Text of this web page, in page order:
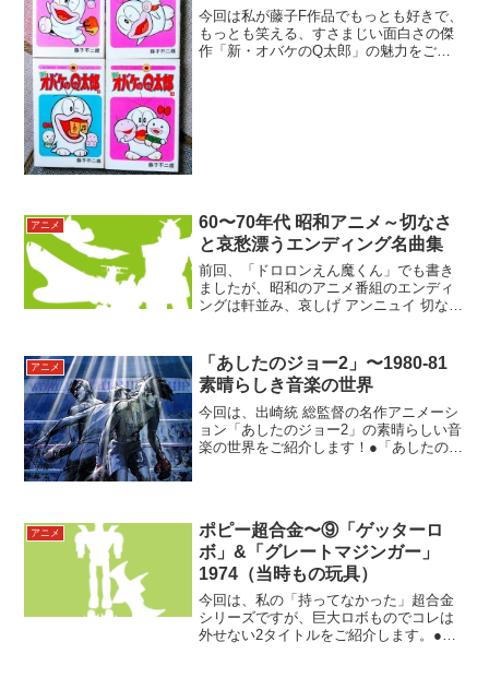
今回は私が藤子F作品でもっとも好きで、
もっとも笑える、すさまじい面白さの傑
作「新・オバケのQ太郎」の魅力をご紹
アニメ
60〜70年代 昭和アニメ～切なさ
と哀愁漂うエンディング名曲集
前回、「ドロロンえん魔くん」でも書き
ましたが、昭和のアニメ番組のエンディ
ングは軒並み、哀しげ アンニュイ 切ない
感に満ちていました。そんな名曲の数々
を、思いつくま...
アニメ
「あしたのジョー2」〜1980-81
素晴らしき音楽の世界
今回は、出崎統 総監督の名作アニメーシ
ョン「あしたのジョー2」の素晴らしい音
楽の世界をご紹介します！●「あしたのジ
アニメ
ポピー超合金〜⑨「ゲッターロ
ボ」&「グレートマジンガー」
1974（当時もの玩具）
今回は、私の「持ってなかった」超合金
シリーズですが、巨大ロボものでコレは
外せない2タイトルをご紹介します。●ゲ